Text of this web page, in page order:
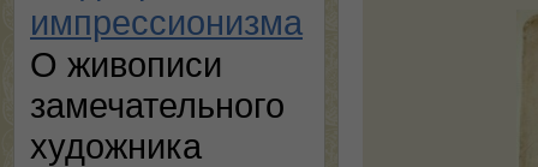
импрессионизма
О живописи
замечательного
художника